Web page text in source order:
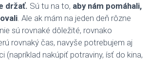
držať. Sú tu na to, aby nám pomáhali,
. Ale ak mám na jeden deň rôzne
sú rovnaké dôležité, rovnako
rovnaký čas, navyše potrebujem aj
(napríklad nakúpiť potraviny, ísť do kina,